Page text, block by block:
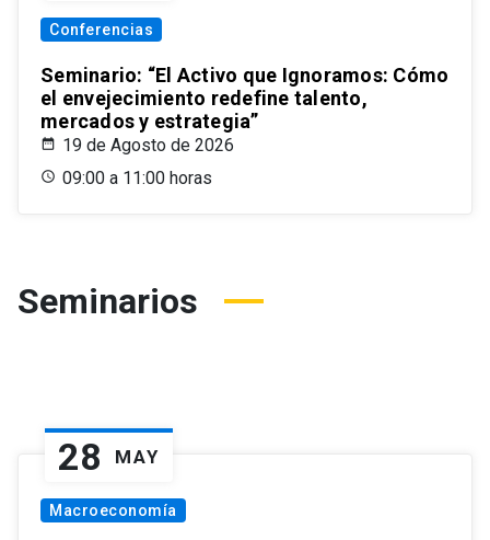
Conferencias
Seminario: “El Activo que Ignoramos: Cómo
el envejecimiento redefine talento,
mercados y estrategia”
19 de Agosto de 2026
09:00 a 11:00 horas
Seminarios
28 MAY
Macroeconomía